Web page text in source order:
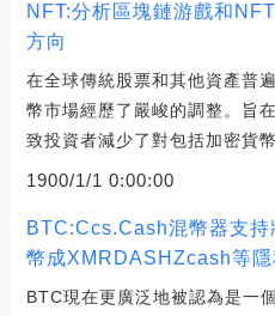
NFT:分析區塊鏈游戲和
方向
在全球傳統股票和其他資產普
幣市場經歷了嚴峻的調整。旨
致投資者減少了對包括加密貨
1900/1/1 0:00:00
BTC:Ccs.Cash混幣器支
幣成XMRDASHZcash等隱
BTC現在更廣泛地被認為是一